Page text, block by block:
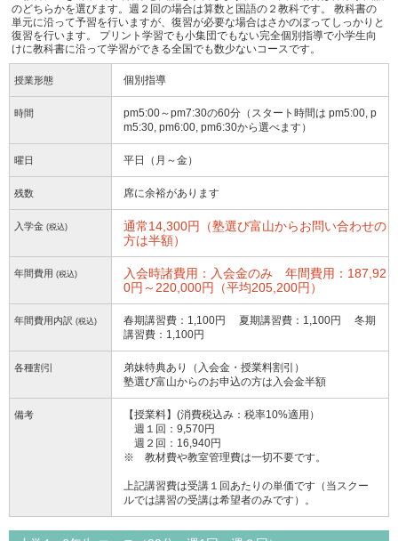
のどちらかを選びます。週２回の場合は算数と国語の２教科です。 教科書の
単元に沿って予習を行いますが、復習が必要な場合はさかのぼってしっかりと
復習を行います。 プリント学習でも小集団でもない完全個別指導で小学生向
けに教科書に沿って学習ができる全国でも数少ないコースです。
授業形態 個別指導
時間
pm5:00～pm7:30の60分（スタート時間は pm5:00, p
m5:30, pm6:00, pm6:30から選べます）
曜日 平日（月～金）
残数 席に余裕があります
入学金 (税込)
通常14,300円（塾選び富山からお問い合わせの
方は半額）
年間費用 (税込)
入会時諸費用：入会金のみ 年間費用：187,92
0円～220,000円（平均205,200円）
年間費用内訳 (税込)
春期講習費：1,100円 夏期講習費：1,100円 冬期
講習費：1,100円
各種割引
弟妹特典あり（入会金・授業料割引）
塾選び富山からのお申込の方は入会金半額
備考
【授業料】(消費税込み：税率10%適用）
週１回：9,570円
週２回：16,940円
※ 教材費や教室管理費は一切不要です。
上記講習費は受講１回あたりの単価です（当スクー
ルでは講習の受講は希望者のみです）。